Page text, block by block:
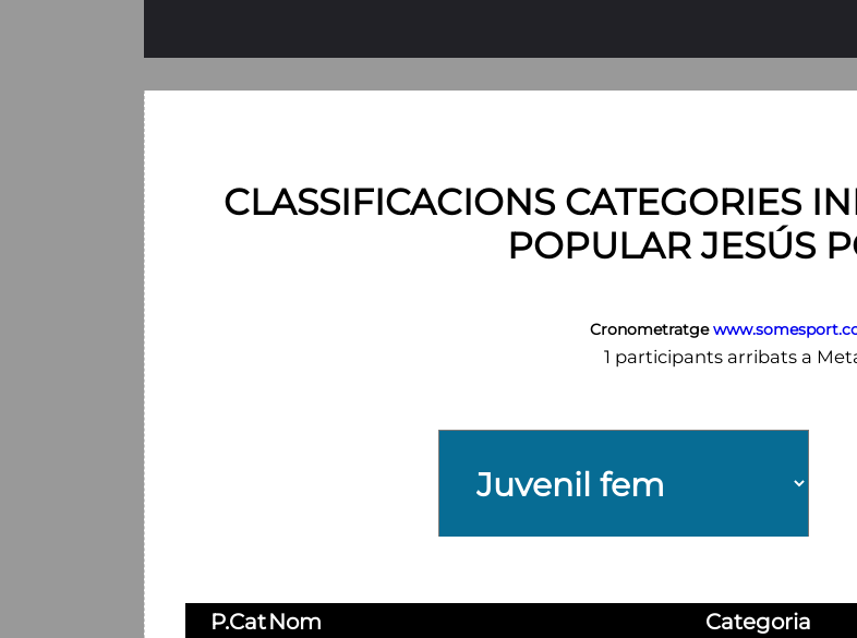
CLASSIFICACIONS CATEGORIES
POPULAR JESÚS
Cronometratge
1 participants arribats a
P.CatNom Categoria